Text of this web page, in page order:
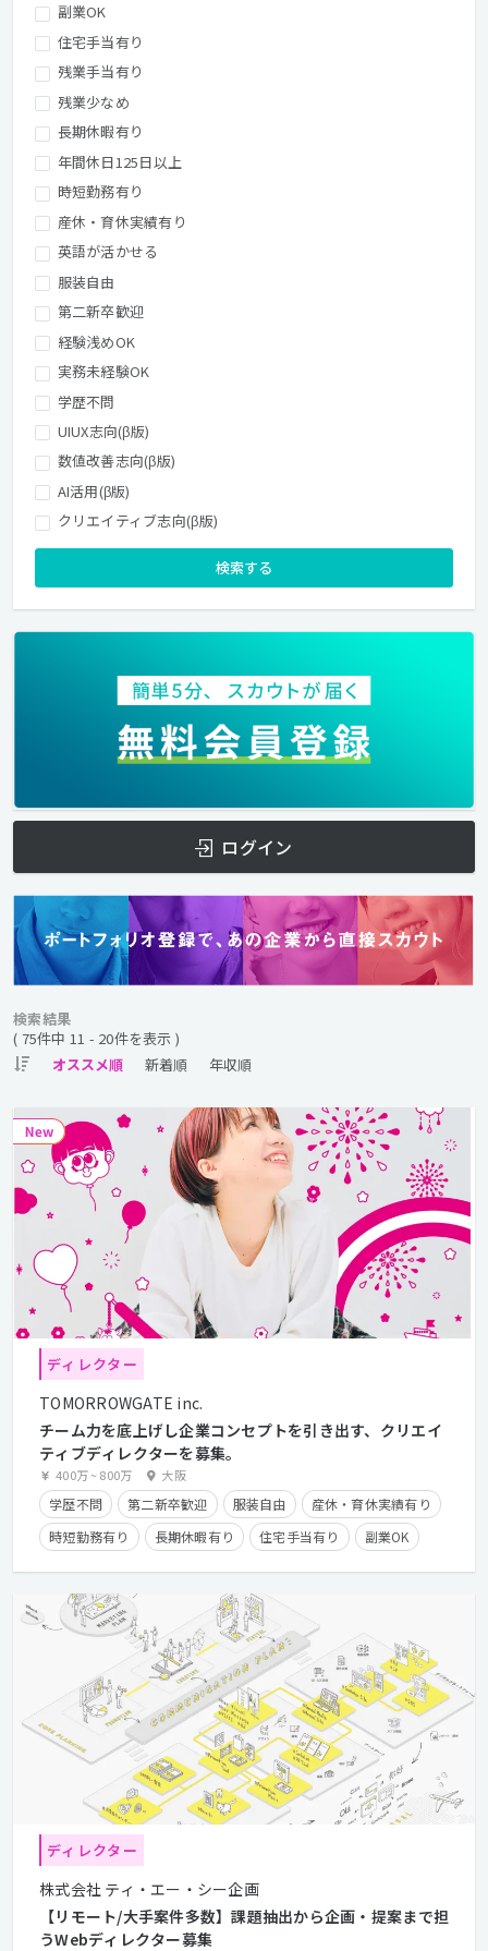
副業OK
住宅手当有り
残業手当有り
残業少なめ
長期休暇有り
年間休日125日以上
時短勤務有り
産休・育休実績有り
英語が活かせる
服装自由
第二新卒歓迎
経験浅めOK
実務未経験OK
学歴不問
UIUX志向(β版)
数値改善志向(β版)
AI活用(β版)
クリエイティブ志向(β版)
検索する
ログイン
検索結果
( 75件中 11 - 20件を表示 )
ディレクター
TOMORROWGATE inc.
チーム力を底上げし企業コンセプトを引き出す、クリエイ
ティブディレクターを募集。
400万~800万 大阪
学歴不問 第二新卒歓迎 服装自由
産休・育休実績有り
時短勤務有り
長期休暇有り 住宅手当有り
副業OK
フレックスタイム制
経験者優遇
クライアントとの直接取引多数
ディレクター
株式会社 ティ・エー・シー企画
【リモート/大手案件多数】課題抽出から企画・提案まで担
うWebディレクター募集